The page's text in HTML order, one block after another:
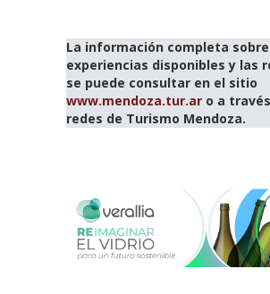
La información completa
experiencias disponibles y las
se puede consultar en el sitio
www.mendoza.tur.ar o a
redes de Turismo Mendoza.